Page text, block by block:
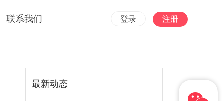
联系我们 登录 注册
最新动态